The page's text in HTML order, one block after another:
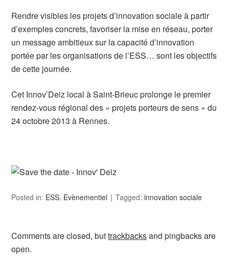
Rendre visibles les projets d’innovation sociale à partir
d’exemples concrets, favoriser la mise en réseau, porter
un message ambitieux sur la capacité d’innovation
portée par les organisations de l’ESS… sont les objectifs
de cette journée.
Cet Innov’Deiz local à Saint-Brieuc prolonge le premier
rendez-vous régional des « projets porteurs de sens » du
24 octobre 2013 à Rennes.
Posted in: ESS, Evènementiel Tagged:innovation sociale
Comments are closed, buttrackbacksand pingbacks are
open.